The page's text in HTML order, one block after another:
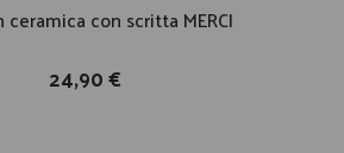
ceramica con scritta MERCI
24,90 €